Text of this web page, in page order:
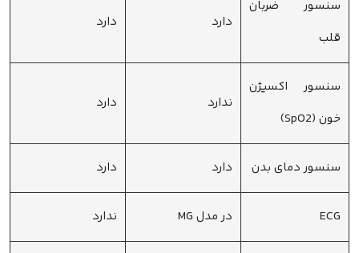
سنسور ضربان
قلب
دارد دارد
سنسور اکسیژن
خون (SpO2)
ندارد دارد
سنسور دمای بدن دارد دارد
ECG در مدل MG ندارد